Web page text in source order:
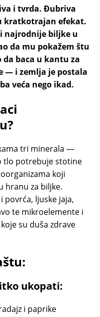
i tvrda. Đubriva
kratkotrajan efekat.
najrodnije biljke u
da mu pokažem štu
baca u kantu za
— i zemlja je postala
veća nego ikad.
tri minerala —
tlo potrebuje stotine
koji
hranu za biljke.
ljuske jaja,
te mikroelemente i
su duša zdrave
ukopati:
i paprike